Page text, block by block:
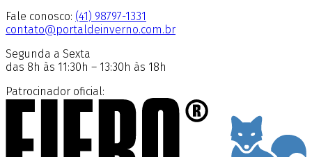
Fale conosco: (41) 98797-1331
contato@portaldeinverno.com.br
Segunda a Sexta
das 8h às 11:30h – 13:30h às 18h
Patrocinador oficial: